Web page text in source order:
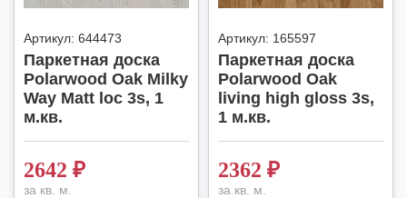
Артикул: 644473
Паркетная доска
Polarwood Oak Milky
Way Matt loc 3s, 1
м.кв.
2642 ₽
за кв. м.
Артикул: 165597
Паркетная доска
Polarwood Oak
living high gloss 3s,
1 м.кв.
2362 ₽
за кв. м.